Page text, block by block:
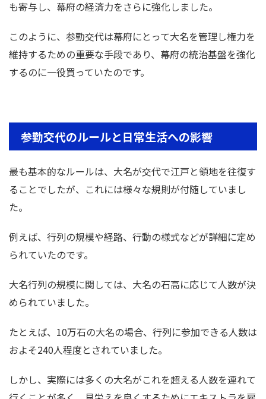
も寄与し、幕府の経済力をさらに強化しました。
このように、参勤交代は幕府にとって大名を管理し権力を
維持するための重要な手段であり、幕府の統治基盤を強化
するのに一役買っていたのです。
参勤交代のルールと日常生活への影響
最も基本的なルールは、大名が交代で江戸と領地を往復す
ることでしたが、これには様々な規則が付随していまし
た。
例えば、行列の規模や経路、行動の様式などが詳細に定め
られていたのです。
大名行列の規模に関しては、大名の石高に応じて人数が決
められていました。
たとえば、10万石の大名の場合、行列に参加できる人数は
およそ240人程度とされていました。
しかし、実際には多くの大名がこれを超える人数を連れて